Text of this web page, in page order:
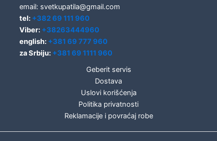
email: svetkupatila@gmail.com
tel: +382 69 111 960
Viber: +38263444960
english: +381 69 777 960
za Srbiju: +381 69 1111 960
Geberit servis
Dostava
Uslovi korišćenja
Politika privatnosti
Reklamacije i povraćaj robe